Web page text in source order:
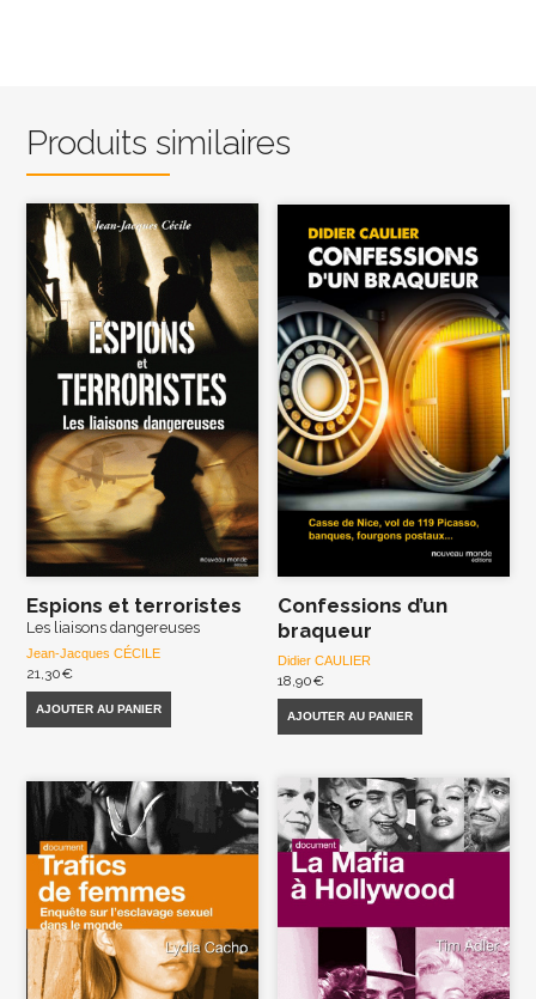
Produits similaires
Espions et terroristes
Les liaisons dangereuses
Jean-Jacques CÉCILE
21,30€
AJOUTER AU PANIER
Confessions d’un
braqueur
Didier CAULIER
18,90€
AJOUTER AU PANIER